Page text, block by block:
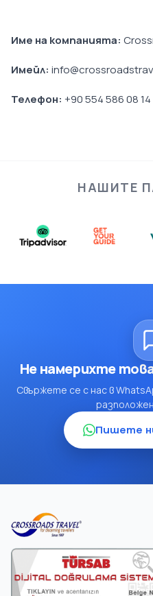
Име на компанията:
Имейл:
Телефон: +90 554 586 08 14
НАШИТЕ
Не намерихте
Свържете се с нас в
Пишете